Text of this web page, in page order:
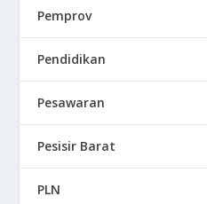
Pemprov
Pendidikan
Pesawaran
Pesisir Barat
PLN